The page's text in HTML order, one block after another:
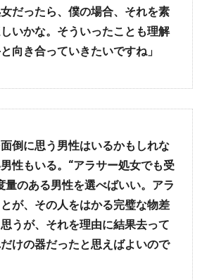
だったら、僕の場合、それを素
いかな。そういったことも理解
向き合っていきたいですね」
面倒に思う男性はいるかもしれな
性もいる。“アラサー処女でも受
量のある男性を選べばいい。アラ
が、その人をはかる完璧な物差
うが、それを理由に結果去って
けの器だったと思えばよいので